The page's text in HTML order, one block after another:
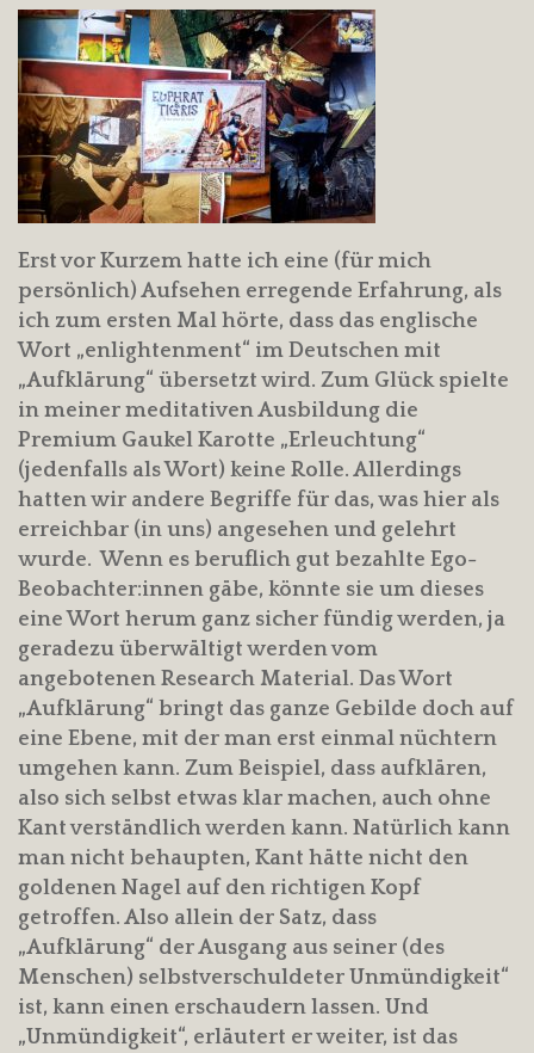
Erst vor Kurzem hatte ich eine (für mich
persönlich) Aufsehen erregende Erfahrung, als
ich zum ersten Mal hörte, dass das englische
Wort „enlightenment“ im Deutschen mit
„Aufklärung“ übersetzt wird. Zum Glück spielte
in meiner meditativen Ausbildung die
Premium Gaukel Karotte „Erleuchtung“
(jedenfalls als Wort) keine Rolle. Allerdings
hatten wir andere Begriffe für das, was hier als
erreichbar (in uns) angesehen und gelehrt
wurde. Wenn es beruflich gut bezahlte Ego-
Beobachter:innen gäbe, könnte sie um dieses
eine Wort herum ganz sicher fündig werden, ja
geradezu überwältigt werden vom
angebotenen Research Material. Das Wort
„Aufklärung“ bringt das ganze Gebilde doch auf
eine Ebene, mit der man erst einmal nüchtern
umgehen kann. Zum Beispiel, dass aufklären,
also sich selbst etwas klar machen, auch ohne
Kant verständlich werden kann. Natürlich kann
man nicht behaupten, Kant hätte nicht den
goldenen Nagel auf den richtigen Kopf
getroffen. Also allein der Satz, dass
„Aufklärung“ der Ausgang aus seiner (des
Menschen) selbstverschuldeter Unmündigkeit“
ist, kann einen erschaudern lassen. Und
„Unmündigkeit“, erläutert er weiter, ist das